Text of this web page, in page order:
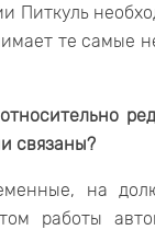
те самые
связаны?
на
работы